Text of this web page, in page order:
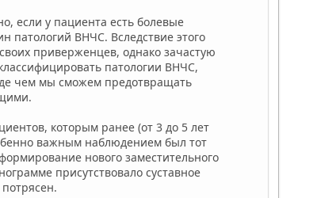
если у пациента есть болевые
патологий ВНЧС. Вследствие этого
приверженцев, однако зачастую
патологии ВНЧС,
чем мы сможем предотвращать
которым ранее (от 3 до 5 лет
важным наблюдением был тот
нового заместительного
присутствовало суставное